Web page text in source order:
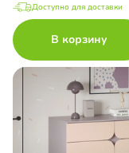
Доступно для доставки
В корзину